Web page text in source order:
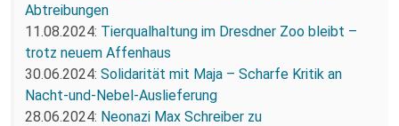
Abtreibungen
11.08.2024: Tierqualhaltung im Dresdner Zoo bleibt –
trotz neuem Affenhaus
30.06.2024: Solidarität mit Maja – Scharfe Kritik an
Nacht-und-Nebel-Auslieferung
28.06.2024: Neonazi Max Schreiber zu